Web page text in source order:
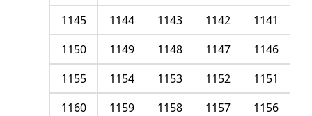
1141
1142
1143
1144
1145
1146
1147
1148
1149
1150
1151
1152
1153
1154
1155
1156
1157
1158
1159
1160